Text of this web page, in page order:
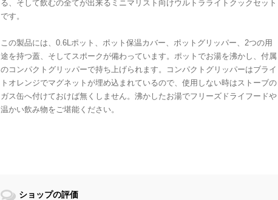
る、そして飲むの全てが出来るミニマリスト向けウルトラライトクックセット
です。
この製品には、0.6Lポット、ポット保温カバー、ポットグリッパー、2つの用
途を持つ蓋、そしてスポークが備わっています。ポットでお湯を沸かし、付属
のコンパクトグリッパーで持ち上げられます。コンパクトグリッパーはブライ
トオレンジでマグネットが埋め込まれているので、使用しない時はストーブの
ガス缶へ付けておけば無くしません。沸かしたお湯でフリーズドライフードや
温かい飲み物をご堪能ください。
ショップの評価